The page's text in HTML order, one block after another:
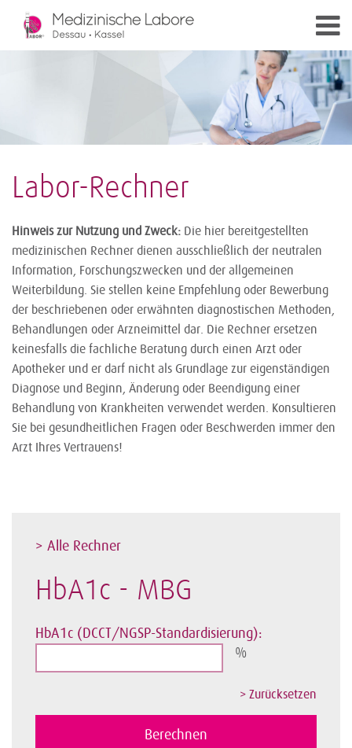
Labor-Rechner
Hinweis zur Nutzung und Zweck: Die hier bereitgestellten
medizinischen Rechner dienen ausschließlich der neutralen
Information, Forschungszwecken und der allgemeinen
Weiterbildung. Sie stellen keine Empfehlung oder Bewerbung
der beschriebenen oder erwähnten diagnostischen Methoden,
Behandlungen oder Arzneimittel dar. Die Rechner ersetzen
keinesfalls die fachliche Beratung durch einen Arzt oder
Apotheker und er darf nicht als Grundlage zur eigenständigen
Diagnose und Beginn, Änderung oder Beendigung einer
Behandlung von Krankheiten verwendet werden. Konsultieren
Sie bei gesundheitlichen Fragen oder Beschwerden immer den
Arzt Ihres Vertrauens!
> Alle Rechner
HbA1c - MBG
HbA1c (DCCT/NGSP-Standardisierung):
%